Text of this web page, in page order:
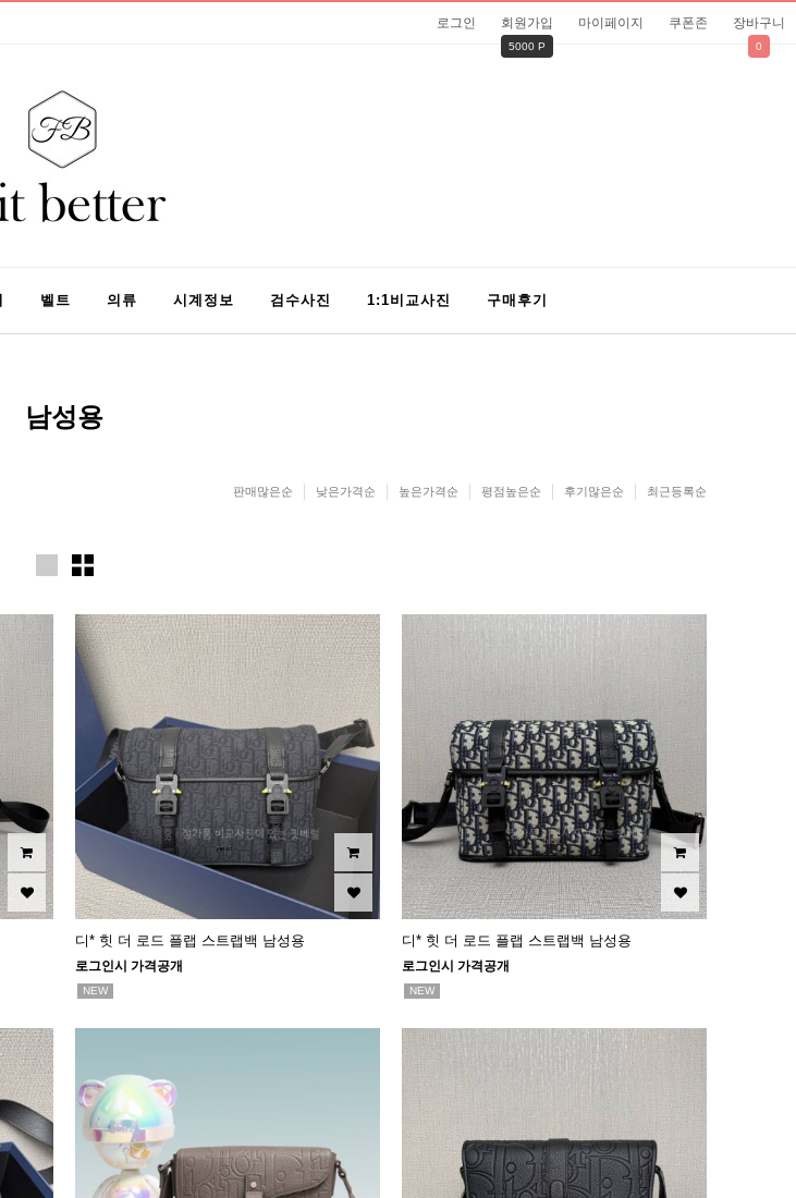
로그인 회원가입
5000 P
마이페이지 쿠폰존 장바구니
0
벨트 의류 시계정보 검수사진 1:1비교사진 구매후기
남성용
판매많은순 낮은가격순 높은가격순 평점높은순 후기많은순 최근등록순
디* 힛 더 로드 플랩 스트랩백 남성용
로그인시 가격공개
NEW
디* 힛 더 로드 플랩 스트랩백 남성용
로그인시 가격공개
NEW